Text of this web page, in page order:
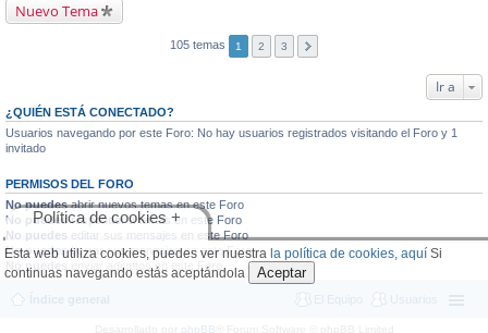
Nuevo Tema
105 temas 1 2 3
Ir a
¿QUIÉN ESTÁ CONECTADO?
Usuarios navegando por este Foro: No hay usuarios registrados visitando el Foro y 1
invitado
PERMISOS DEL FORO
No puedesabrir nuevos temas en este Foro
No puedesresponder a temas en este Foro
No puedes editar sus mensajes en este Foro
No puedesborrar sus mensajes en este Foro
No puedes
enviar adjuntos en este Foro
Índice general Usuarios
El Equipo
Esta web utiliza cookies, puedes ver nuestra la política de cookies, aquí Si
continuas navegando estás aceptándola
Aceptar
Política de cookies +
phpBB